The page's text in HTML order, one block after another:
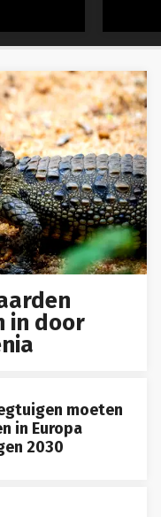
in door
moeten
in Europa
2030